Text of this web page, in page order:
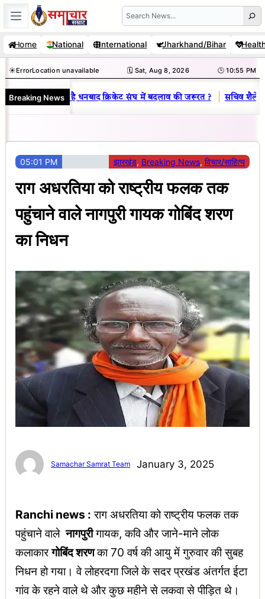
Skip
to
content
Search
Home National International Jharkhand/Bihar
☀️ErrorLocation unavailable 🗓️ Sat, Aug 8, 2026 🕒 10:55 PM
Breaking News
राज : जानें क्यों है धनबाद क्रिकेट संघ में बदलाव की जरूरत ? | सचिव शैलेंद्र
05:01 PM झारखंड, Breaking News, विचार/साहित्य
राग अधरतिया को राष्ट्रीय फलक तक
पहुंचाने वाले नागपुरी गायक गोबिंद शरण
का निधन
Samachar Samrat Team January 3, 2025
Ranchi news : राग अधरतिया को राष्ट्रीय फलक तक
पहुंचाने वालेनागपुरीगायक, कवि और जाने-माने लोक
कलाकारगोबिंद शरणका 70 वर्ष की आयु में गुरुवार की सुबह
निधन हो गया। वे लोहरदगा जिले के सदर प्रखंड अंतर्गत ईटा
गांव के रहने वाले थे और कुछ महीने से लकवा से पीड़ित थे।